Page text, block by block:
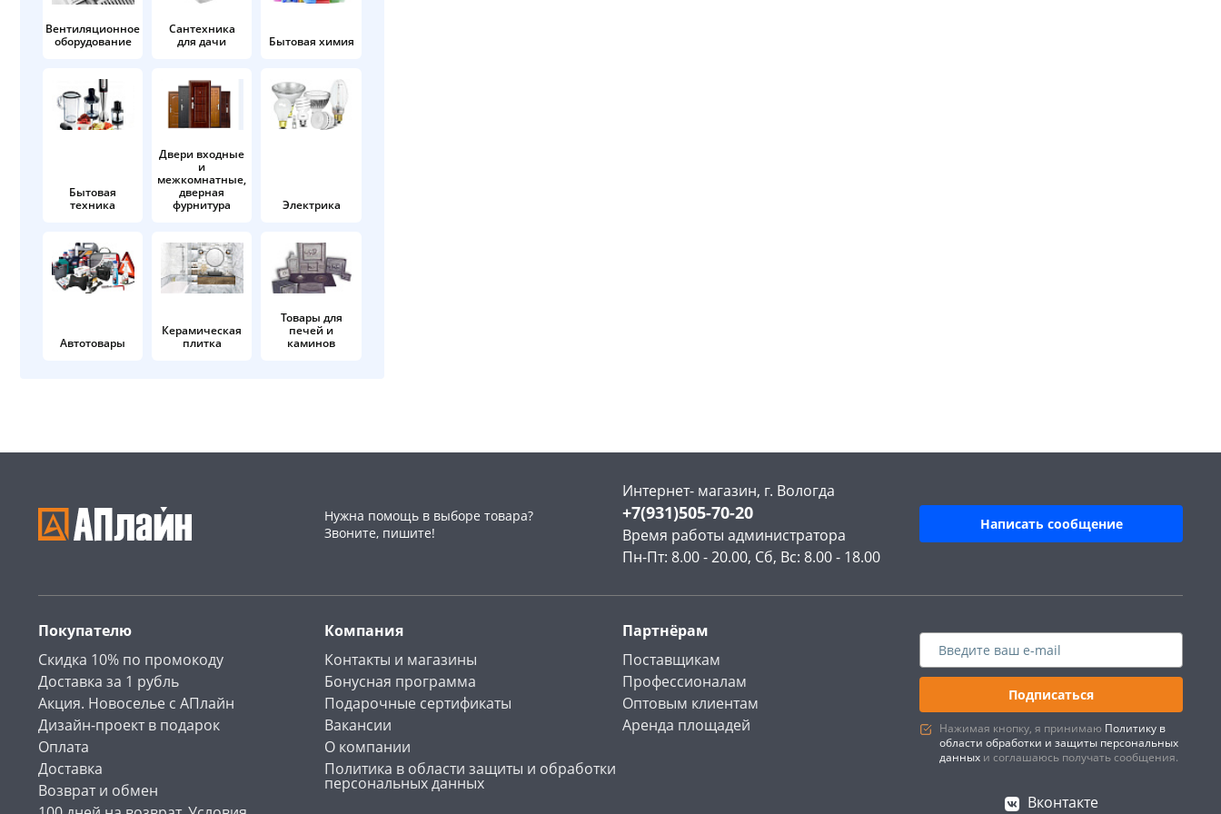
Вентиляционное
оборудование
Сантехника
для дачи
Бытовая химия
Бытовая
техника
Двери входные
и
межкомнатные,
дверная
фурнитура
Электрика
Автотовары
Керамическая
плитка
Товары для
печей и
каминов
Нужна помощь в выборе товара?
Звоните, пишите!
Интернет- магазин, г. Вологда
+7(931)505-70-20
Время работы администратора
Пн-Пт: 8.00 - 20.00, Сб, Вс: 8.00 - 18.00
Написать сообщение
Покупателю
Скидка 10% по промокоду
Доставка за 1 рубль
Акция. Новоселье с АПлайн
Дизайн-проект в подарок
Оплата
Доставка
Возврат и обмен
Компания
Контакты и магазины
Бонусная программа
Подарочные сертификаты
Вакансии
О компании
Политика в области защиты и обработки
персональных данных
Партнёрам
Поставщикам
Профессионалам
Оптовым клиентам
Аренда площадей
Подписаться
Нажимая кнопку, я принимаю Политику в
области обработки и защиты персональных
данных и соглашаюсь получать сообщения.
Вконтакте
раз в 2 недели